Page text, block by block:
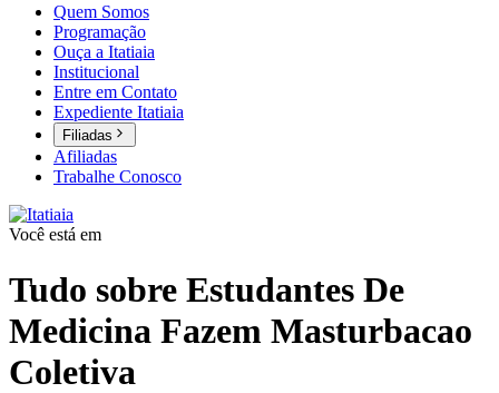
Quem Somos
Programação
Ouça a Itatiaia
Institucional
Entre em Contato
Expediente Itatiaia
Filiadas
Afiliadas
Trabalhe Conosco
Você está em
Tudo sobre Estudantes De
Medicina Fazem Masturbacao
Coletiva